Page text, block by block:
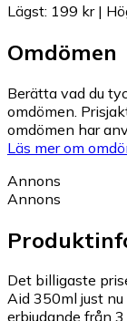
Lägst: 199 kr|
Omdömen
Berätta vad du
omdömen.
omdömen har
Läs mer om
Annons
Annons
Det billigaste
Aid 350ml just nu
erbjudande från 3